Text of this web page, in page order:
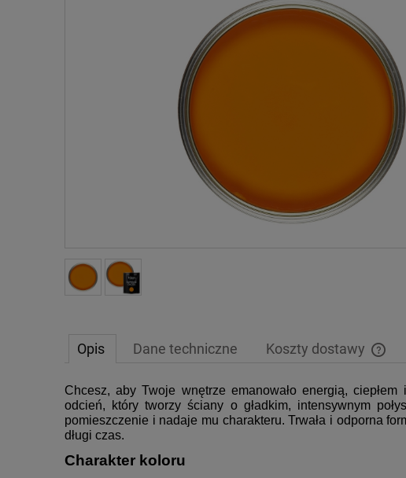
Opis Dane techniczne Koszty dostawy
Chcesz, aby Twoje wnętrze emanowało energią,
odcień, który tworzy ściany o gładkim, intensywnym
pomieszczenie i nadaje mu charakteru. Trwała i odporna
długi czas.
Charakter koloru